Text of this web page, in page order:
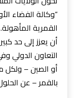
“وكالة الفضاء
القمرية
أن يعزز إلى حد
التعاون الدولي
أو الصين – ولكل
بالقمر – عن